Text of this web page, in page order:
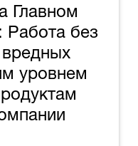
Главном
Работа без
уровнем